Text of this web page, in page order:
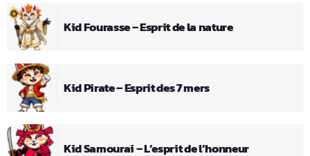
Kid Fourasse – Esprit de la nature
Kid Pirate – Esprit des 7 mers
Kid Samourai – L’esprit de l’honneur